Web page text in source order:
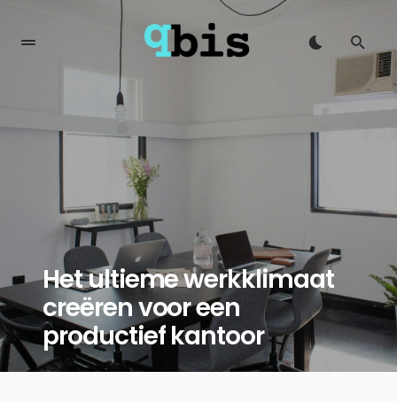
Het ultieme werkklimaat
creëren voor een
productief kantoor